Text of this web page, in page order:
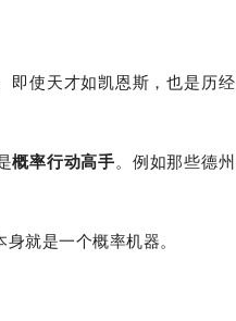
即使天才如凯恩斯，也是历经
概率行动高手。例如那些德州
就是一个概率机器。